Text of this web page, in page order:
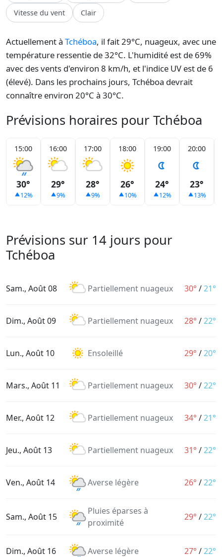
Vitesse du vent Clair
Actuellement à Tchéboa, il fait 29°C, nuageux, avec une
température ressentie de 32°C. L'humidité est de 69%
avec des vents d'environ 8 km/h, et l'indice UV est de 6
(élevé). Dans les prochains jours, Tchéboa devrait
connaître environ 20°C à 30°C.
Prévisions horaires pour Tchéboa
15:00
30°
12%
16:00
29°
9%
17:00
28°
9%
18:00
26°
10%
19:00
24°
12%
20:00
23°
13%
Prévisions sur 14 jours pour
Tchéboa
Sam., Août 08 Partiellement nuageux 30° /21°
Dim., Août 09 Partiellement nuageux 28° /22°
Lun., Août 10 Ensoleillé 29° /20°
Mars., Août 11 Partiellement nuageux 30° /22°
Mer., Août 12 Partiellement nuageux 34° /21°
Jeu., Août 13 Partiellement nuageux 31° /22°
Ven., Août 14 Averse légère 26° /22°
Sam., Août 15
Pluies éparses à
proximité
29° /22°
Dim., Août 16 Averse légère 27° /22°